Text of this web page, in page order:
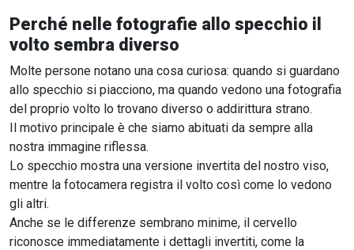
Perché nelle fotografie allo specchio il
volto sembra diverso
Molte persone notano una cosa curiosa: quando si guardano
allo specchio si piacciono, ma quando vedono una fotografia
del proprio volto lo trovano diverso o addirittura strano.
Il motivo principale è che siamo abituati da sempre alla
nostra immagine riflessa.
Lo specchio mostra una versione invertita del nostro viso,
mentre la fotocamera registra il volto così come lo vedono
gli altri.
Anche se le differenze sembrano minime, il cervello
riconosce immediatamente i dettagli invertiti, come la